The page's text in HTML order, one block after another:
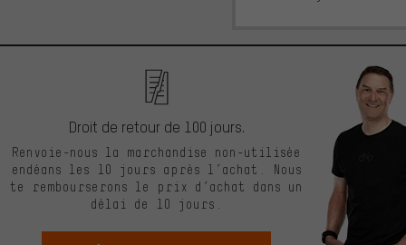
Droit de retour de 100 jours.
Renvoie-nous la marchandise non-utilisée
endéans les 10 jours après l’achat. Nous
te rembourserons le prix d’achat dans un
délai de 10 jours.